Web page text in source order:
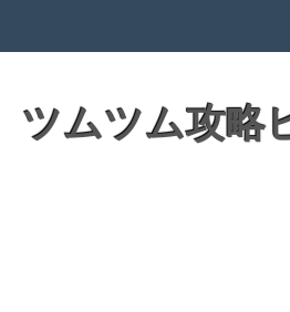
ツムツム攻略